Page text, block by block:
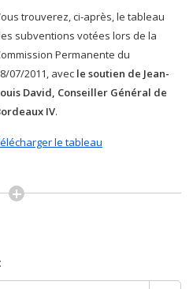
trouverez, ci-après, le tableau
subventions votées lors de la
Permanente du
07/2011, avec le soutien de Jean-
David, Conseiller Général de
IV.
le tableau